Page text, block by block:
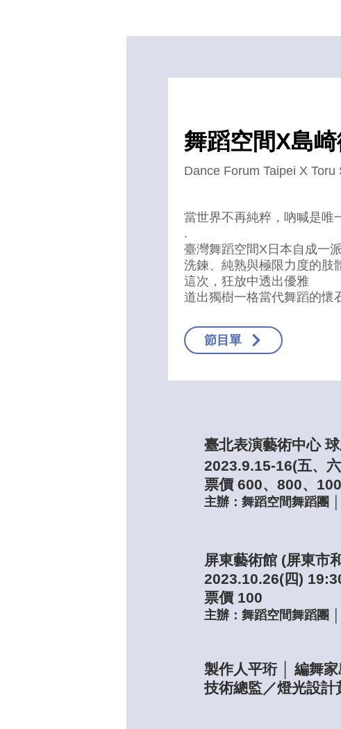
舞蹈空間X島崎
Dance Forum Taipei X Toru
當世界不再純粹，吶喊是唯
.
臺灣舞蹈空間X日本自成一
洗鍊、純熟與極限力度的肢
這次，狂放中透出優雅
道出獨樹一格當代舞蹈的懷
節目單
臺北表演藝術中心
2023.9.15-16(五、
票價 600、800、
主辦：舞蹈空間舞蹈團
屏東藝術館 (屏東市
2023.10.26(四)
票價 100
主辦：舞蹈空間舞蹈團
製作人平珩 │ 編舞
技術總監／燈光設